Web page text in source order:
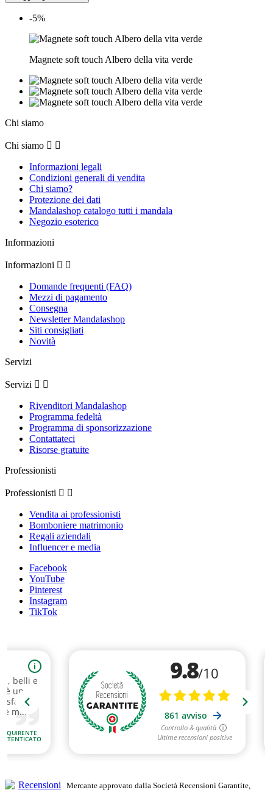
-5%
Magnete soft touch Albero della vita verde
Chi siamo
Chi siamo  
Informazioni legali
Condizioni generali di vendita
Chi siamo?
Protezione dei dati
Mandalashop catalogo tutti i mandala
Negozio esoterico
Informazioni
Informazioni  
Domande frequenti (FAQ)
Mezzi di pagamento
Consegna
Newsletter Mandalashop
Siti consigliati
Novità
Servizi
Servizi  
Rivenditori Mandalashop
Programma fedeltà
Programma di sponsorizzazione
Contattateci
Risorse gratuite
Professionisti
Professionisti  
Vendita ai professionisti
Bomboniere matrimonio
Regali aziendali
Influencer e media
Facebook
YouTube
Pinterest
Instagram
TikTok
Mercante approvato dalla Società Recensioni Garantite,